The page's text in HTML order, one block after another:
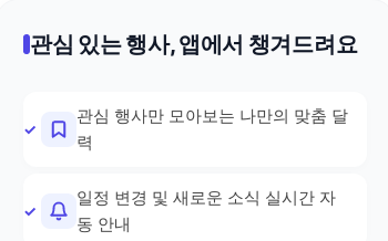
관심 있는 행사, 앱에서 챙겨드려요
관심 행사만 모아보는 나만의 맞춤 달
력
일정 변경 및 새로운 소식 실시간 자
동 안내